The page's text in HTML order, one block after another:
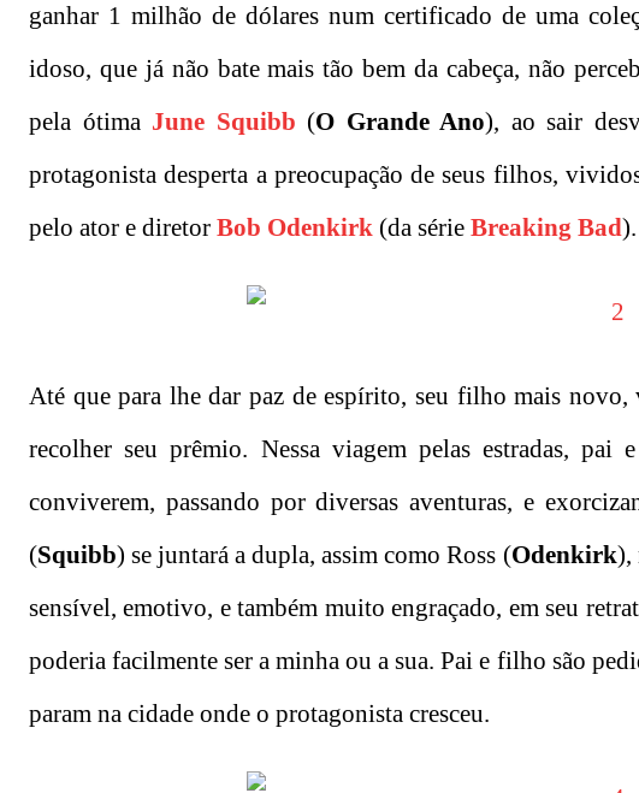
ganhar 1 milhão de dólares num certificado de uma
idoso, que já não bate mais tão bem da cabeça, não
pela ótima June Squibb (O Grande Ano), ao sair
protagonista desperta a preocupação de seus filhos,
pelo ator e diretor Bob Odenkirk (da série Breaking Bad).
Até que para lhe dar paz de espírito, seu filho mais
recolher seu prêmio. Nessa viagem pelas estradas,
conviverem, passando por diversas aventuras, e
(Squibb) se juntará a dupla, assim como Ross (Odenkirk),
sensível, emotivo, e também muito engraçado, em seu
poderia facilmente ser a minha ou a sua. Pai e filho são
param na cidade onde o protagonista cresceu.